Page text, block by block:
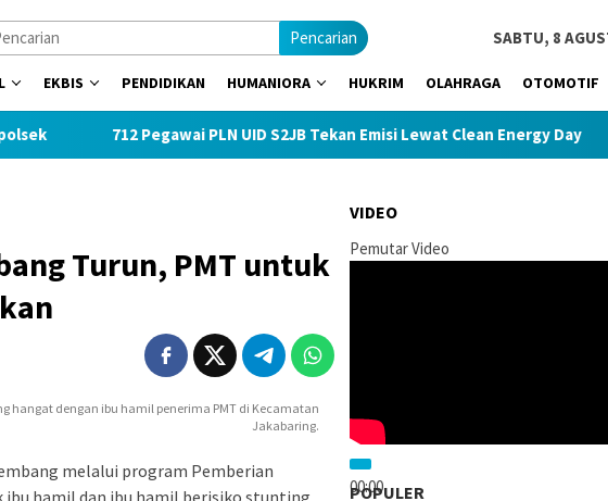
Pencarian SABTU, 8
EKBIS PENDIDIKAN HUMANIORA HUKRIM OLAHRAGA OTOMOTIF
712 Pegawai PLN UID S2JB Tekan Emisi Lewat Clean Energy Day
Turun, PMT untuk
hangat dengan ibu hamil penerima PMT di Kecamatan
Jakabaring.
melalui program Pemberian
VIDEO
Pemutar Video
00:00
POPULER